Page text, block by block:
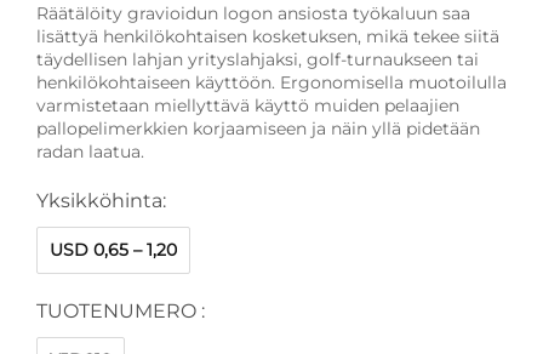
Räätälöity gravioidun logon ansiosta työkaluun saa
lisättyä henkilökohtaisen kosketuksen, mikä tekee siitä
täydellisen lahjan yrityslahjaksi, golf-turnaukseen tai
henkilökohtaiseen käyttöön. Ergonomisella muotoilulla
varmistetaan miellyttävä käyttö muiden pelaajien
pallopelimerkkien korjaamiseen ja näin yllä pidetään
radan laatua.
Yksikköhinta:
USD 0,65 – 1,20
TUOTENUMERO :